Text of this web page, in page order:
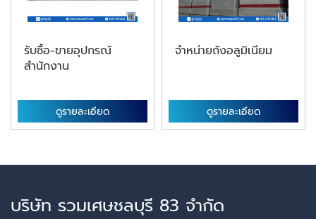
รับซื้อ-ขายอุปกรณ์
สำนักงาน
ดูรายละเอียด
จำหน่ายถังอลูมิเนียม
ดูรายละเอียด
บริษัท รวมเศษชลบุรี 83 จำกัด